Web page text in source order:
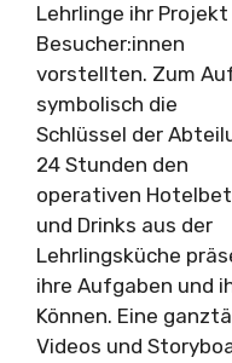
Lehrlinge ihr
Besucher:innen
vorstellten. Zum
symbolisch die
Schlüssel der
24 Stunden den
operativen
und Drinks aus der
Lehrlingsküche
ihre Aufgaben und
Können. Eine
Videos und